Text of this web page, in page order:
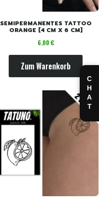
CHAT
SEMIPERMANENTES TATTOO
ORANGE [4 CM X 6 CM]
Preis
6,00 €
Zum Warenkorb